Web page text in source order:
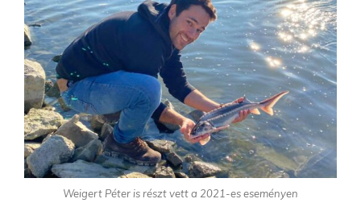
Weigert Péter is részt vett a 2021-es eseményen